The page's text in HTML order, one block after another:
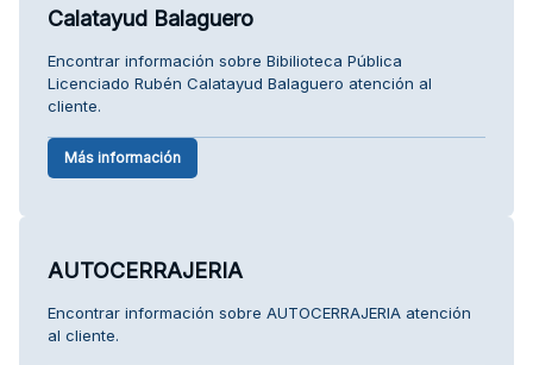
Calatayud Balaguero
Encontrar información sobre Bibilioteca Pública
Licenciado Rubén Calatayud Balaguero atención al
cliente.
Más información
AUTOCERRAJERIA
Encontrar información sobre AUTOCERRAJERIA atención
al cliente.